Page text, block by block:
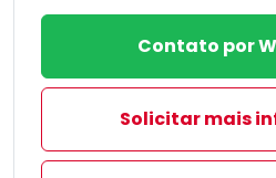
Contato por
Solicitar mais